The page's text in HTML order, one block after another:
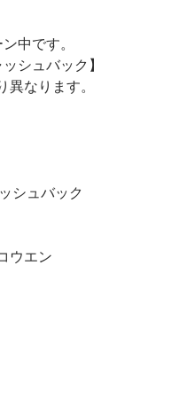
中です。
シュバック】
なります。
シュバック
ウエン